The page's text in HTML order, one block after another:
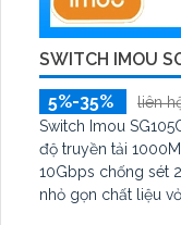
SWITCH IMOU
5%-35%
liên
Switch Imou
độ truyền tải
10Gbps chống sét
nhỏ gọn chất liệu